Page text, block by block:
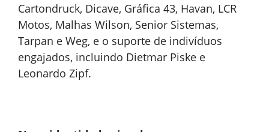
Cartondruck, Dicave, Gráfica 43, Havan, LCR
Motos, Malhas Wilson, Senior Sistemas,
Tarpan e Weg, e o suporte de indivíduos
engajados, incluindo Dietmar Piske e
Leonardo Zipf.